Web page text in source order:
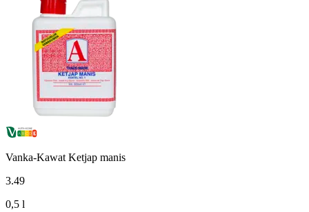
Vanka-Kawat Ketjap manis
3.49
0,5 l